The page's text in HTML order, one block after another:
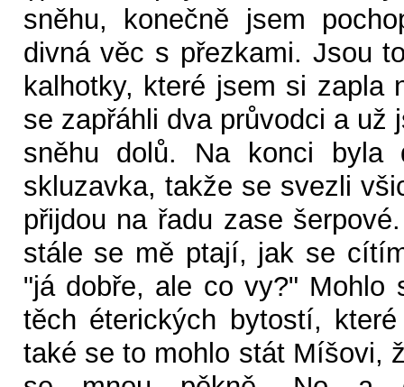
sněhu, konečně jsem
divná věc s přezkami. Jsou
kalhotky, které jsem si zapla
se zapřáhli dva průvodci a už
sněhu dolů. Na konci byla
skluzavka, takže se svezli
přijdou na řadu zase
stále se mě ptají, jak se
"já dobře, ale co vy?" Mohlo
těch éterických bytostí,
také se to mohlo stát Míšovi,